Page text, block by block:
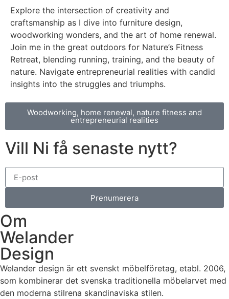
Explore the intersection of creativity and
craftsmanship as I dive into furniture design,
woodworking wonders, and the art of home renewal.
Join me in the great outdoors for Nature’s Fitness
Retreat, blending running, training, and the beauty of
nature. Navigate entrepreneurial realities with candid
insights into the struggles and triumphs.
Woodworking, home renewal, nature fitness and
entrepreneurial realities
Vill Ni få senaste nytt?
Prenumerera
Om
Welander
Design
Welander design är ett svenskt möbelföretag, etabl. 2006,
som kombinerar det svenska traditionella möbelarvet med
den moderna stilrena skandinaviska stilen.